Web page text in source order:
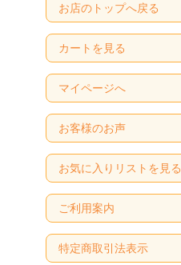
お店のトップへ戻る
カートを見る
マイページへ
お客様のお声
お気に入りリストを見る
ご利用案内
特定商取引法表示